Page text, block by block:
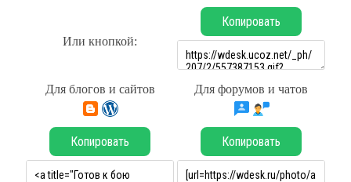
Или кнопкой:
Копировать
Для блогов и сайтов Для форумов и чатов
Копировать Копировать